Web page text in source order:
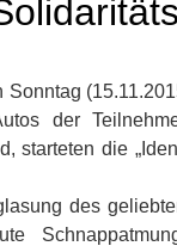
Sonntag
der
starteten die
des